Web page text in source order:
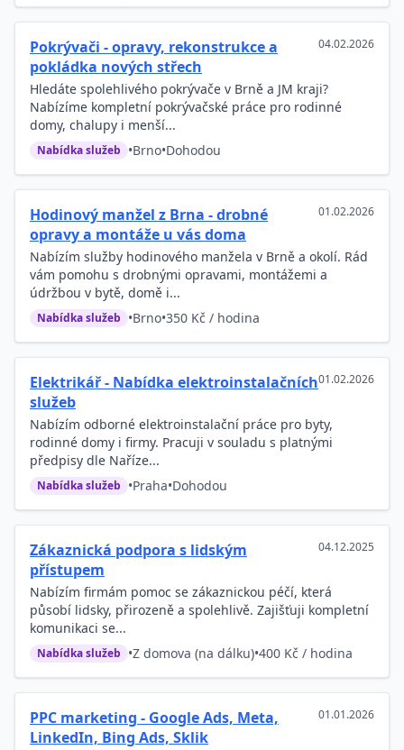
Pokrývači - opravy, rekonstrukce a
pokládka nových střech
04.02.2026
Hledáte spolehlivého pokrývače v Brně a JM kraji?
Nabízíme kompletní pokrývačské práce pro rodinné
domy, chalupy i menší...
Nabídka služeb •Brno•Dohodou
Hodinový manžel z Brna - drobné
opravy a montáže u vás doma
01.02.2026
Nabízím služby hodinového manžela v Brně a okolí. Rád
vám pomohu s drobnými opravami, montážemi a
údržbou v bytě, domě i...
Nabídka služeb •Brno•350 Kč / hodina
Elektrikář - Nabídka elektroinstalačních
služeb
01.02.2026
Nabízím odborné elektroinstalační práce pro byty,
rodinné domy i firmy. Pracuji v souladu s platnými
předpisy dle Naříze...
Nabídka služeb •Praha•Dohodou
Zákaznická podpora s lidským
přístupem
04.12.2025
Nabízím firmám pomoc se zákaznickou péčí, která
působí lidsky, přirozeně a spolehlivě. Zajišťuji kompletní
komunikaci se...
Nabídka služeb •Z domova (na dálku)•400 Kč / hodina
PPC marketing - Google Ads, Meta,
LinkedIn, Bing Ads, Sklik
01.01.2026